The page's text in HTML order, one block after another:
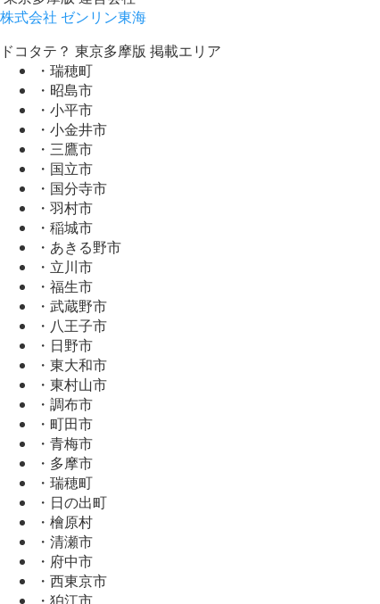
株式会社 ゼンリン東海
ドコタテ？ 東京多摩版 掲載エリア
・瑞穂町
・昭島市
・小平市
・小金井市
・三鷹市
・国立市
・国分寺市
・羽村市
・稲城市
・あきる野市
・立川市
・福生市
・武蔵野市
・八王子市
・日野市
・東大和市
・東村山市
・調布市
・町田市
・青梅市
・多摩市
・瑞穂町
・日の出町
・檜原村
・清瀬市
・府中市
・西東京市